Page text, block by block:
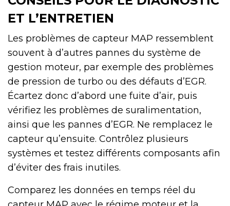
ET L’ENTRETIEN
Les problèmes de capteur MAP ressemblent
souvent à d’autres pannes du système de
gestion moteur, par exemple des problèmes
de pression de turbo ou des défauts d’EGR.
Écartez donc d’abord une fuite d’air, puis
vérifiez les problèmes de suralimentation,
ainsi que les pannes d’EGR. Ne remplacez le
capteur qu’ensuite. Contrôlez plusieurs
systèmes et testez différents composants afin
d’éviter des frais inutiles.
Comparez les données en temps réel du